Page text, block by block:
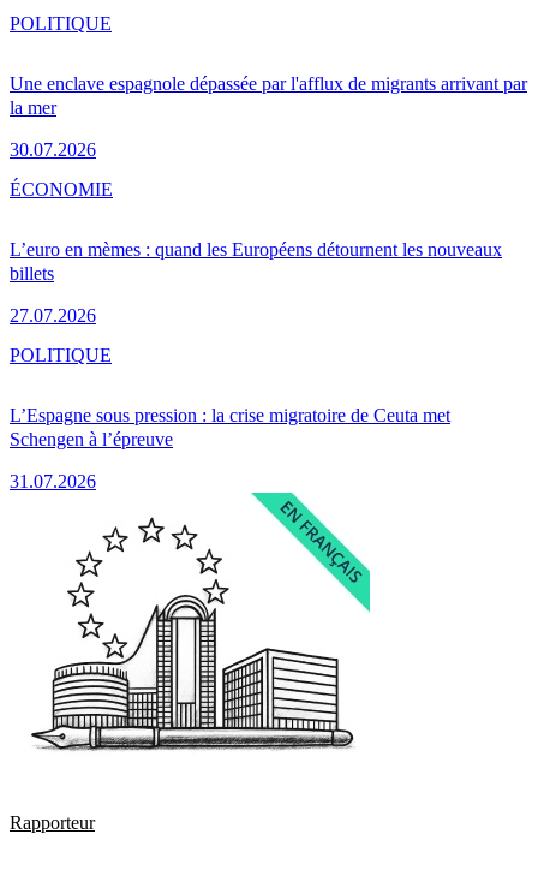
Une enclave espagnole dépassée par l'afflux de migrants arrivant par
la mer
30.07.2026
POLITIQUE
L’euro en mèmes : quand les Européens détournent les nouveaux
billets
27.07.2026
ÉCONOMIE
L’Espagne sous pression : la crise migratoire de Ceuta met
Schengen à l’épreuve
31.07.2026
POLITIQUE
Rapporteur